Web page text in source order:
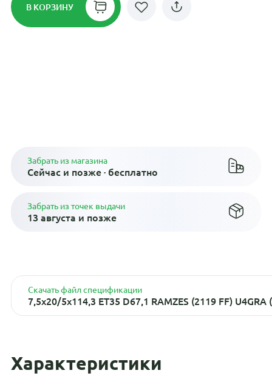
В КОРЗИНУ
Забрать из магазина
Сейчас и позже · бесплатно
Забрать из точек выдачи
13 августа и позже
Скачать файл спецификации
7,5x20/5x114,3 ET35 D67,1 RAMZES (2119 FF) U4GRA
Характеристики